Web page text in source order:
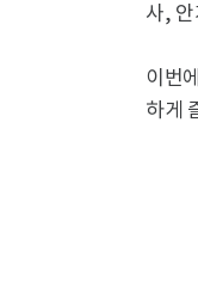
사,
이번
하게